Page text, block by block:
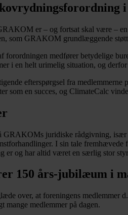
er – og fortsat skal være –
som GRAKOM grundlæggende
forordningen medfører betydelige
i en helt urimelig situation, og
efterspørgsel fra
som en succes, og ClimateCalc
GRAKOMs juridiske rådgivning,
I sin tale
er og har altid været en særlig stor
150 års-jubilæum i
over, at foreningens
mange medlemmer på dagen.